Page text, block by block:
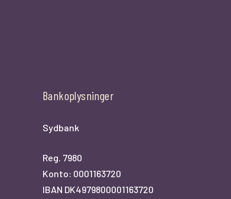
Bankoplysninger
Sydbank
Reg. 7980
Konto: 0001163720
IBAN DK4979800001163720